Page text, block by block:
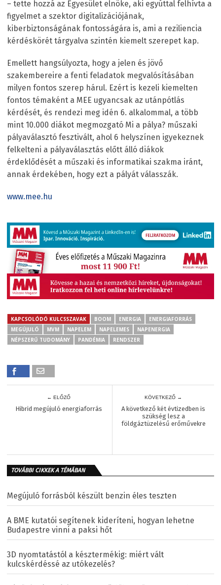
– tette hozzá az Egyesület elnöke, aki egyúttal felhívta a
figyelmet a szektor digitalizációjának,
kiberbiztonságának fontosságára is, ami a reziliencia
kérdéskörét tárgyalva szintén kiemelt szerepet kap.
Emellett hangsúlyozta, hogy a jelen és jövő
szakembereire a fenti feladatok megvalósításában
milyen fontos szerep hárul. Ezért is kezeli kiemelten
fontos témaként a MEE ugyancsak az utánpótlás
kérdését, és rendezi meg idén 6. alkalommal, a több
mint 10.000 diákot megmozgató Mi a pálya? műszaki
pályaválasztó fesztivált, ahol 6 helyszínen igyekeznek
felkelteni a pályaválasztás előtt álló diákok
érdeklődését a műszaki és informatikai szakma iránt,
annak érdekében, hogy ezt a pályát válasszák.
www.mee.hu
KAPCSOLÓDÓ KULCSSZAVAK BOOM ENERGIA
ENERGIAFORRÁS
MEGÚJULÓ
MVM NAPELEM NAPELEMES
NAPENERGIA
NÉPSZERŰ TUDOMÁNY
PANDÉMIA RENDSZER
← ELŐZŐ
Hibrid megújuló energiaforrás
KÖVETKEZŐ →
A következő két évtizedben is
szükség lesz a
földgáztüzelésű erőművekre
TOVÁBBI CIKKEK A TÉMÁBAN
Megújuló forrásból készült benzin éles teszten
A BME kutatói segítenek kideríteni, hogyan lehetne
Budapestre vinni a paksi hőt
3D nyomtatástól a késztermékig: miért vált
kulcskérdéssé az utókezelés?